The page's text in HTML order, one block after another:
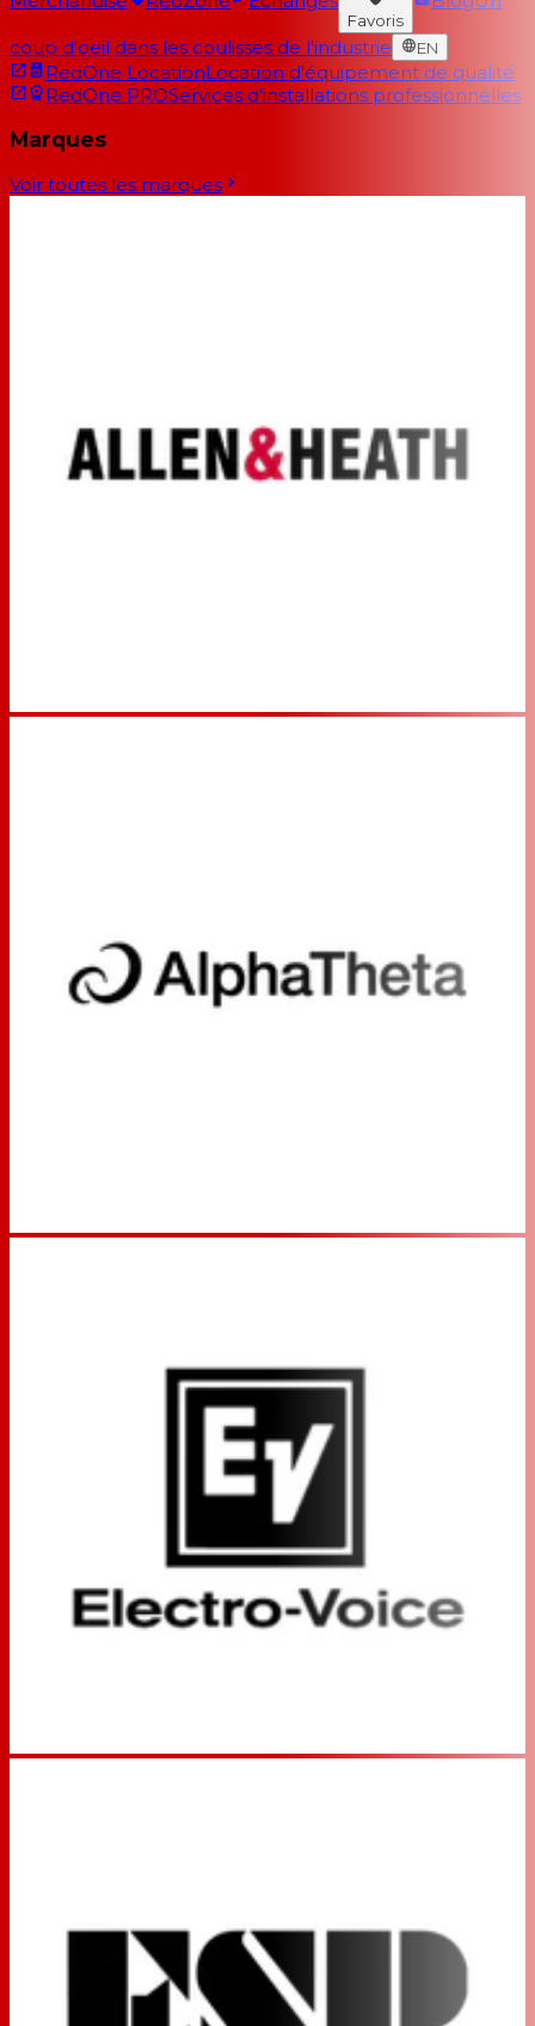
Favoris
coup d'oeil dans les coulisses de l'industrie EN
RedOne LocationLocation d'équipement de qualité
RedOne PROServices d'installations professionnelles
Marques
Voir toutes les marques